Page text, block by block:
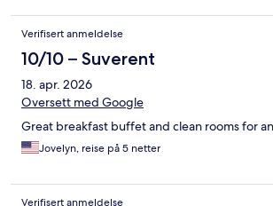
Verifisert anmeldelse
10/10 – Suverent
18. apr. 2026
Oversett med Google
Great breakfast buffet and clean rooms for
Jovelyn, reise på 5 netter
Verifisert anmeldelse